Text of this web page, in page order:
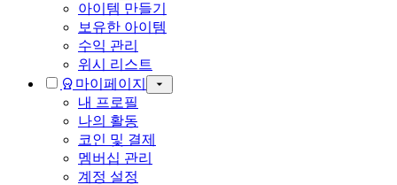
아이템 만들기
보유한 아이템
수익 관리
위시 리스트
마이페이지
내 프로필
나의 활동
코인 및 결제
멤버십 관리
계정 설정